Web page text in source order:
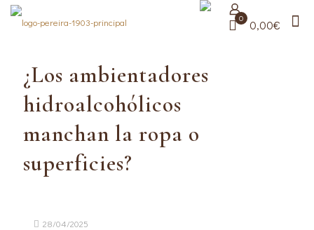
0 0,00€
¿Los ambientadores
hidroalcohólicos
manchan la ropa o
superficies?
28/04/2025